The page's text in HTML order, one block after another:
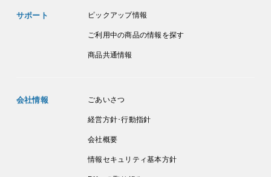
サポート ピックアップ情報
ご利用中の商品の情報を探す
商品共通情報
会社情報 ごあいさつ
経営方針･行動指針
会社概要
情報セキュリティ基本方針